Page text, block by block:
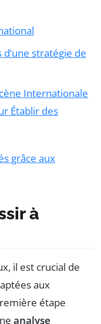
stratégie de
Internationale
Établir des
grâce aux
à
il est crucial de
aux
étape
analyse